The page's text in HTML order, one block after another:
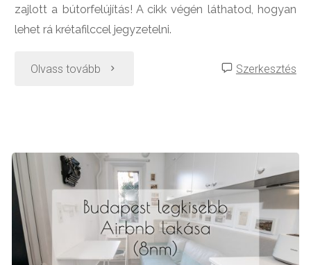
zajlott a bútorfelújítás! A cikk végén láthatod, hogyan
lehet rá krétafilccel jegyzetelni.
Olvass tovább "Telefonasztal
és
hengerrel"
Szerkesztés